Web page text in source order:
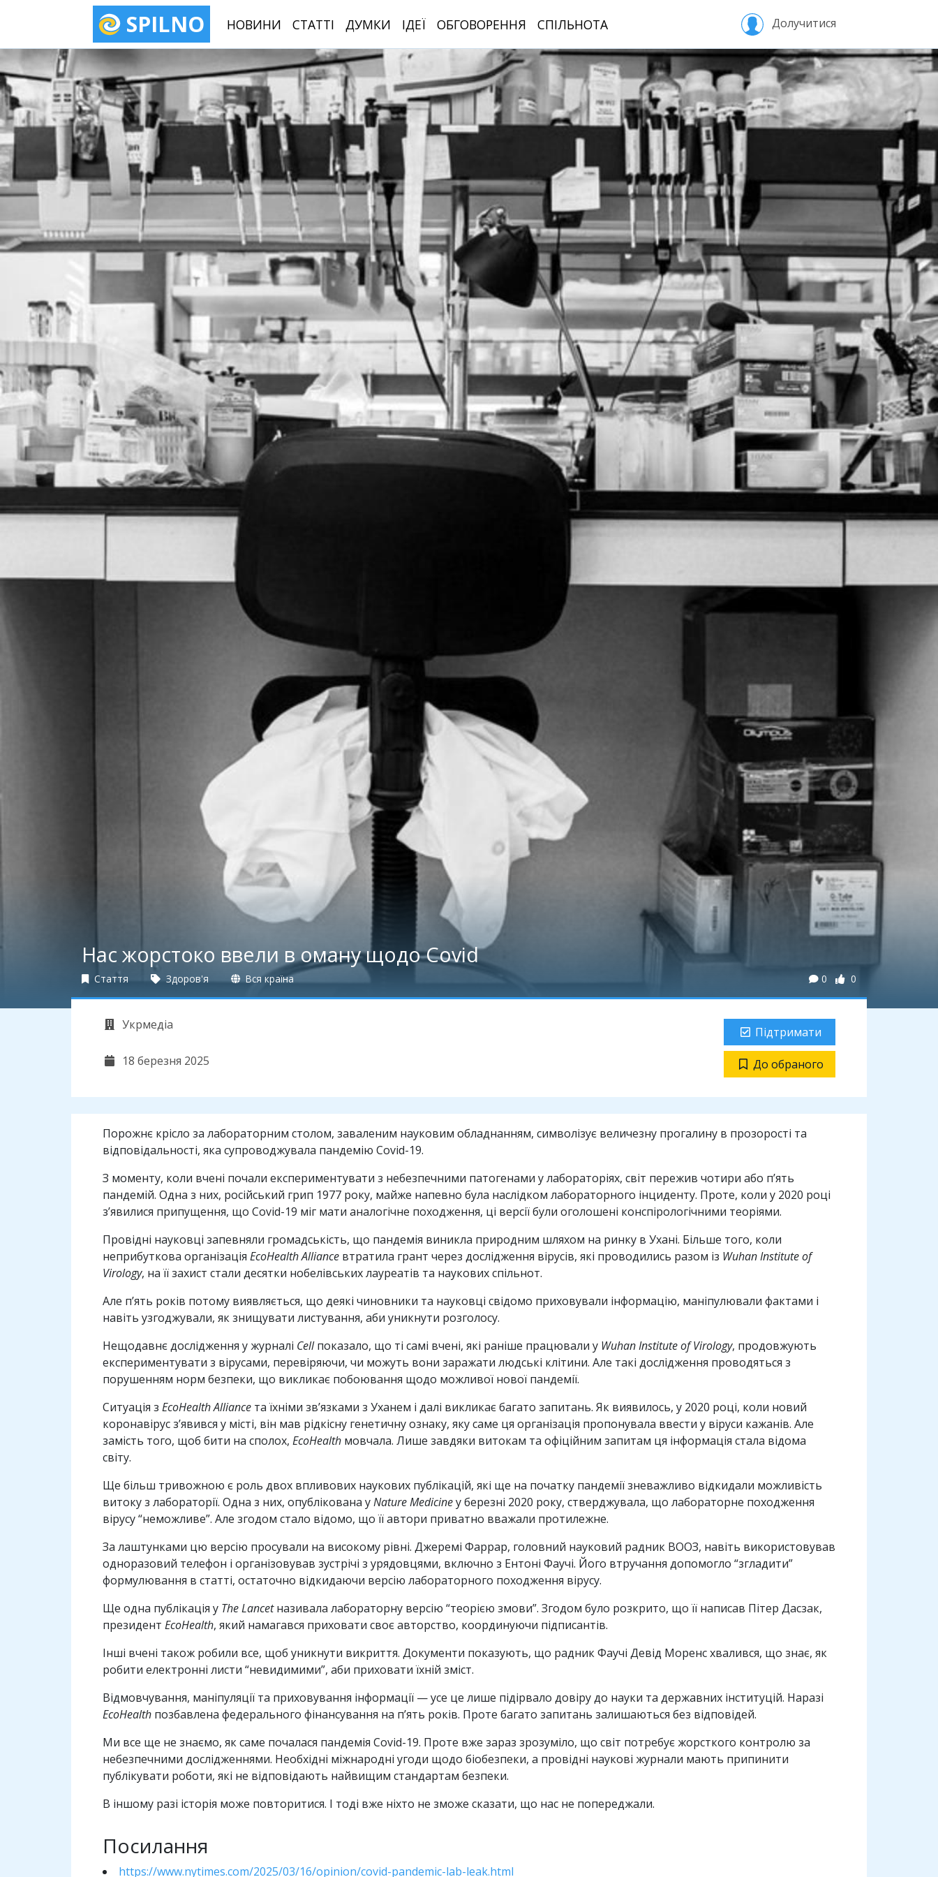
SPILNO НОВИНИ СТАТТІ ДУМКИ ІДЕЇ ОБГОВОРЕННЯ СПІЛЬНОТА Долучитися
Нас жорстоко ввели в оману щодо Covid
Стаття Здоров'я Вся країна 0 0
Укрмедіа
18 березня 2025
Підтримати
До обраного
Порожнє крісло за лабораторним столом, заваленим науковим обладнанням, символізує величезну прогалину в прозорості та
відповідальності, яка супроводжувала пандемію Covid-19.
З моменту, коли вчені почали експериментувати з небезпечними патогенами у лабораторіях, світ пережив чотири або п’ять
пандемій. Одна з них, російський грип 1977 року, майже напевно була наслідком лабораторного інциденту. Проте, коли у 2020 році
з’явилися припущення, що Covid-19 міг мати аналогічне походження, ці версії були оголошені конспірологічними теоріями.
Провідні науковці запевняли громадськість, що пандемія виникла природним шляхом на ринку в Ухані. Більше того, коли
неприбуткова організація EcoHealth Alliance втратила грант через дослідження вірусів, які проводились разом із Wuhan Institute of
Virology, на її захист стали десятки нобелівських лауреатів та наукових спільнот.
Але п’ять років потому виявляється, що деякі чиновники та науковці свідомо приховували інформацію, маніпулювали фактами і
навіть узгоджували, як знищувати листування, аби уникнути розголосу.
Нещодавнє дослідження у журналі Cellпоказало, що ті самі вчені, які раніше працювали у Wuhan Institute of Virology, продовжують
експериментувати з вірусами, перевіряючи, чи можуть вони заражати людські клітини. Але такі дослідження проводяться з
порушенням норм безпеки, що викликає побоювання щодо можливої нової пандемії.
Ситуація з EcoHealth Alliance та їхніми зв’язками з Уханем і далі викликає багато запитань. Як виявилось, у 2020 році, коли новий
коронавірус з’явився у місті, він мав рідкісну генетичну ознаку, яку саме ця організація пропонувала ввести у віруси кажанів. Але
замість того, щоб бити на сполох, EcoHealth мовчала. Лише завдяки витокам та офіційним запитам ця інформація стала відома
світу.
Ще більш тривожною є роль двох впливових наукових публікацій, які ще на початку пандемії зневажливо відкидали можливість
витоку з лабораторії. Одна з них, опублікована уNature Medicineу березні 2020 року, стверджувала, що лабораторне походження
вірусу “неможливе”. Але згодом стало відомо, що її автори приватно вважали протилежне.
За лаштунками цю версію просували на високому рівні. Джеремі Фаррар, головний науковий радник ВООЗ, навіть використовував
одноразовий телефон і організовував зустрічі з урядовцями, включно з Ентоні Фаучі. Його втручання допомогло “згладити”
формулювання в статті, остаточно відкидаючи версію лабораторного походження вірусу.
Ще одна публікація у The Lancetназивала лабораторну версію “теорією змови”. Згодом було розкрито, що її написав Пітер Дасзак,
президент EcoHealth, який намагався приховати своє авторство, координуючи підписантів.
Інші вчені також робили все, щоб уникнути викриття. Документи показують, що радник Фаучі Девід Моренс хвалився, що знає, як
робити електронні листи “невидимими”, аби приховати їхній зміст.
Відмовчування, маніпуляції та приховування інформації — усе це лише підірвало довіру до науки та державних інституцій. Наразі
EcoHealth позбавлена федерального фінансування на п’ять років. Проте багато запитань залишаються без відповідей.
Ми все ще не знаємо, як саме почалася пандемія Covid-19. Проте вже зараз зрозуміло, що світ потребує жорсткого контролю за
небезпечними дослідженнями. Необхідні міжнародні угоди щодо біобезпеки, а провідні наукові журнали мають припинити
публікувати роботи, які не відповідають найвищим стандартам безпеки.
В іншому разі історія може повторитися. І тоді вже ніхто не зможе сказати, що нас не попереджали.
Посилання
https://www.nytimes.com/2025/03/16/opinion/covid-pandemic-lab-leak.html